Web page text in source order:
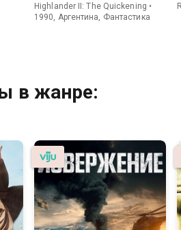
Highlander II: The Quickening •
1990, Аргентина, Фантастика
в жанре: